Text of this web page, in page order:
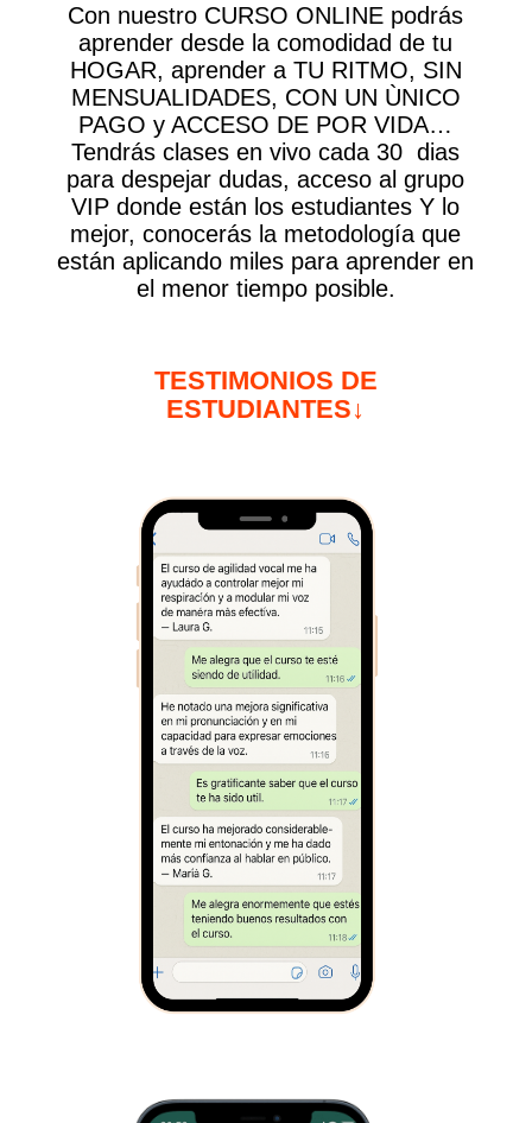
Con nuestro CURSO ONLINE podrás
aprender desde la comodidad de tu
HOGAR, aprender a TU RITMO, SIN
MENSUALIDADES, CON UN ÙNICO
PAGO y ACCESO DE POR VIDA…
Tendrás clases en vivo cada 30 dias
para despejar dudas, acceso al grupo
VIP donde están los estudiantes Y lo
mejor, conocerás la metodología que
están aplicando miles para aprender en
el menor tiempo posible.
TESTIMONIOS DE
ESTUDIANTES↓